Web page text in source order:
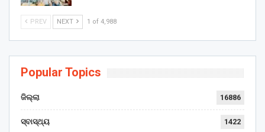
PREV NEXT 1 of 4,988
Popular Topics
ଜିଲ୍ଲା 16886
ସ୍ବାସ୍ଥ୍ୟ 1422